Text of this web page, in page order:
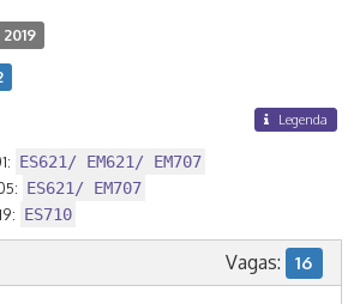
2019
Legenda
ES621/ EM621/ EM707
ES621/ EM707
ES710
Vagas: 16